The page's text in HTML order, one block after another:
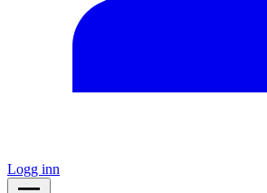
Logg inn